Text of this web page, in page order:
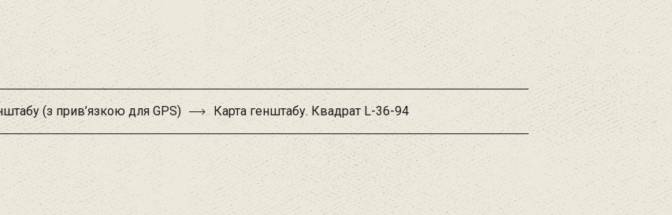
(з прив’язкою для GPS) Карта генштабу. Квадрат L-36-94